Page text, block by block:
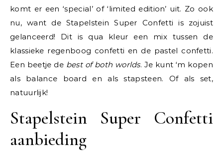
komt er een ‘special’ of ‘limited edition’ uit. Zo ook
nu, want de Stapelstein Super Confetti is zojuist
gelanceerd! Dit is qua kleur een mix tussen de
klassieke regenboog confetti en de pastel confetti.
Een beetje de best of both worlds. Je kunt ‘m kopen
als balance board en als stapsteen. Of als set,
natuurlijk!
Stapelstein Super Confetti
aanbieding